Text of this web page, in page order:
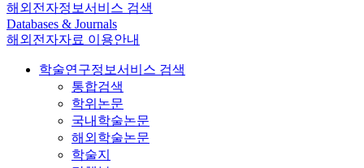
해외전자정보서비스 검색
Databases & Journals
해외전자자료 이용안내
학술연구정보서비스 검색
통합검색
학위논문
국내학술논문
해외학술논문
학술지